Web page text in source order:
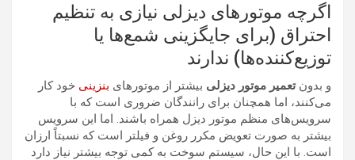
اگرچه موتورهای دیزلی نیازی به تنظیم
احتراق (برای جایگزینی شمع‌ها یا
توزیع‌کننده‌ها) ندارند
و بدونتعمیر موتور دیزلی بیشتر از موتورهای بنزینی خود کار
می‌کنند، اما همچنان برای رانندگان ضروری است که با
سرویس‌های منظم موتور دیزل همراه باشند. اما این سرویس
بیشتر به صورت تعویض مکرر روغن و فیلتر است که نسبتاً ارزان
است. با این حال، سیستم سوخت به کمی توجه بیشتر نیاز دارد